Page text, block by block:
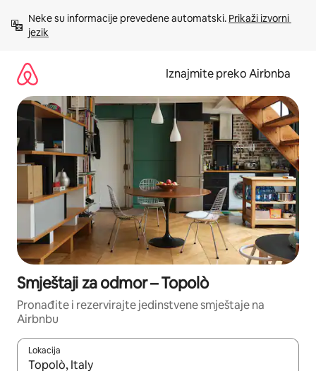
sadržaj
Neke su informacije prevedene automatski. Prikaži izvorni
jezik
Iznajmite preko Airbnba
Smještaji za odmor – Topolò
Pronađite i rezervirajte jedinstvene smještaje na
Airbnbu
Lokacija
Kada budu dostupni rezultati, moći ćete ih pregledati